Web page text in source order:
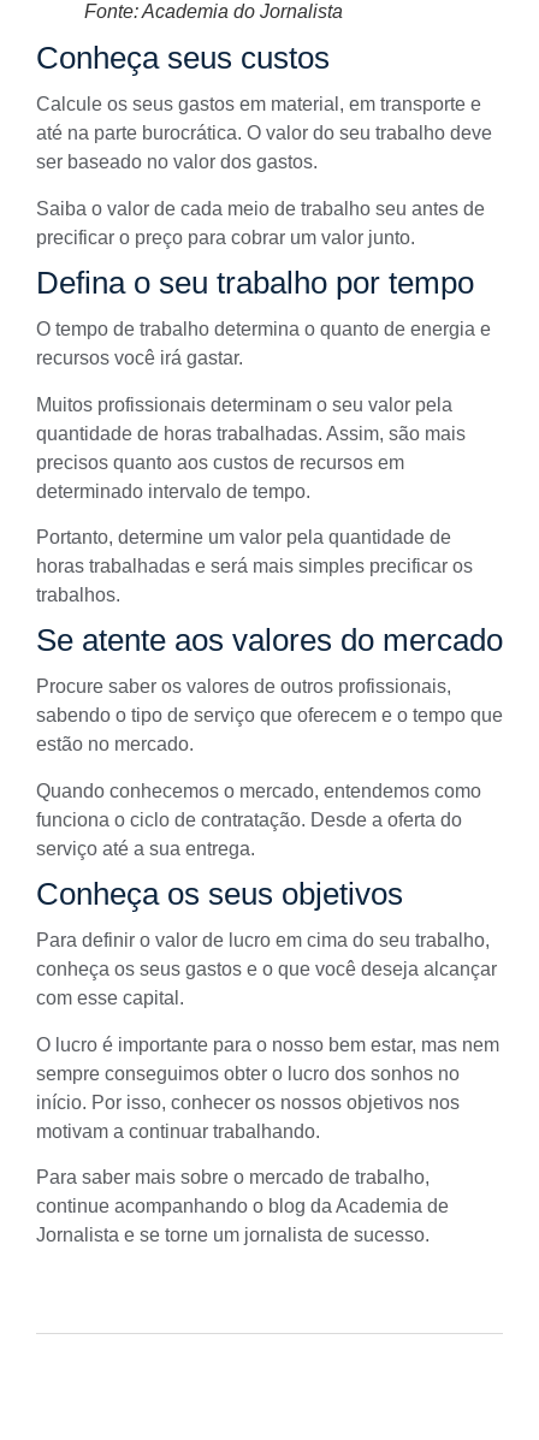
Fonte: Academia do Jornalista
Conheça seus custos
Calcule os seus gastos em material, em transporte e
até na parte burocrática. O valor do seu trabalho deve
ser baseado no valor dos gastos.
Saiba o valor de cada meio de trabalho seu antes de
precificar o preço para cobrar um valor junto.
Defina o seu trabalho por tempo
O tempo de trabalho determina o quanto de energia e
recursos você irá gastar.
Muitos profissionais determinam o seu valor pela
quantidade de horas trabalhadas. Assim, são mais
precisos quanto aos custos de recursos em
determinado intervalo de tempo.
Portanto, determine um valor pela quantidade de
horas trabalhadas e será mais simples precificar os
trabalhos.
Se atente aos valores do mercado
Procure saber os valores de outros profissionais,
sabendo o tipo de serviço que oferecem e o tempo que
estão no mercado.
Quando conhecemos o mercado, entendemos como
funciona o ciclo de contratação. Desde a oferta do
serviço até a sua entrega.
Conheça os seus objetivos
Para definir o valor de lucro em cima do seu trabalho,
conheça os seus gastos e o que você deseja alcançar
com esse capital.
O lucro é importante para o nosso bem estar, mas nem
sempre conseguimos obter o lucro dos sonhos no
início. Por isso, conhecer os nossos objetivos nos
motivam a continuar trabalhando.
Para saber mais sobre o mercado de trabalho,
continue acompanhando o blog da Academia de
Jornalista e se torne um jornalista de sucesso.